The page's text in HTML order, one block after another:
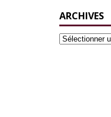
ARCHIVES